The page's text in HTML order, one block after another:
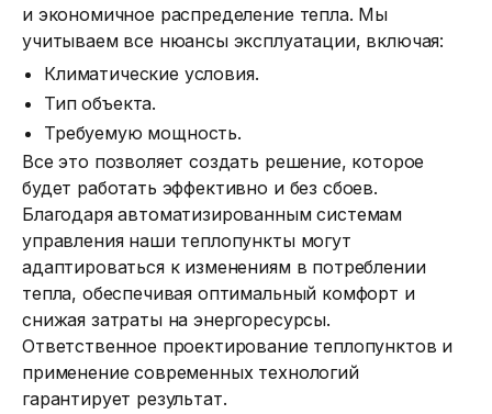
и экономичное распределение тепла. Мы
учитываем все нюансы эксплуатации, включая:
Климатические условия.
Тип объекта.
Требуемую мощность.
Все это позволяет создать решение, которое
будет работать эффективно и без сбоев.
Благодаря автоматизированным системам
управления наши теплопункты могут
адаптироваться к изменениям в потреблении
тепла, обеспечивая оптимальный комфорт и
снижая затраты на энергоресурсы.
Ответственное проектирование теплопунктов и
применение современных технологий
гарантирует результат.